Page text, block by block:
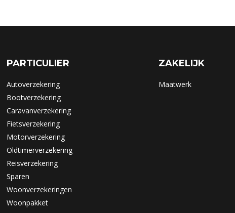
PARTICULIER
Autoverzekering
Bootverzekering
Caravanverzekering
Fietsverzekering
Motorverzekering
Oldtimerverzekering
Reisverzekering
Sparen
Woonverzekeringen
Woonpakket
ZAKELIJK
Maatwerk